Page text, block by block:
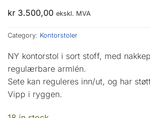
kr 3.500,00 ekskl. MVA
Category: Kontorstoler
NY kontorstol i sort stoff, med
regulærbare armlén.
Sete kan reguleres inn/ut, og har
Vipp i ryggen.